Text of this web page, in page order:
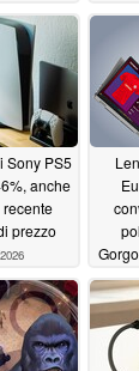
Sony PS5
anche
prezzo